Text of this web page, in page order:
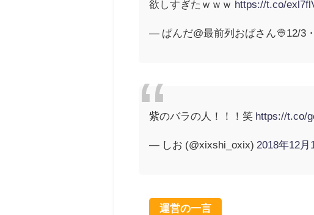
欲しすぎたｗｗｗ https://t.co/
— ぱんだ@最前列おばさん👳12/3
紫のバラの人！！！笑 https://t.co/
— しお (@xixshi_oxix) 2018年12月
運営の一言